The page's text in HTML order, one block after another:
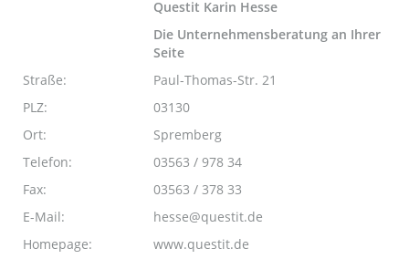
Questit Karin Hesse
Die Unternehmensberatung an Ihrer
Seite
Straße:
Paul-Thomas-Str. 21
PLZ:
03130
Ort:
Spremberg
Telefon:
03563 / 978 34
Fax:
03563 / 378 33
E-Mail:
hesse@questit.de
Homepage:
www.questit.de